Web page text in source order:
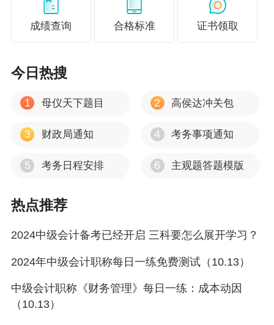
4.资本资产定价模型
一、资产收益率的类型
成绩查询 合格标准 证书领取
今日热搜
1 母仪天下题目 2 高侯达冲关包
3 财政局通知 4 考务事项通知
5 考务日程安排 6 主观题答题模版
热点推荐
2024中级会计备考已经开启 三科要怎么展开学习？
2024年中级会计职称每日一练免费测试（10.13）
中级会计职称《财务管理》每日一练：成本动因
（10.13）